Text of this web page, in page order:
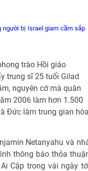
người bị Israel giam cầm sắp
trào Hồi giáo
trung sĩ 25 tuổi Gilad
nguyên cớ mà quân
2006 làm hơn 1.500
Đức làm trung gian hòa
Netanyahu và
thông báo thỏa
Cập trong vài ngày